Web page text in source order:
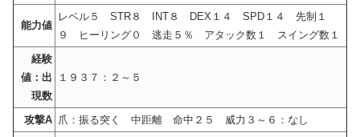
能力値
レベル５ STR８ INT８ DEX１４ SPD１４ 先制１
９ ヒーリング０ 逃走５％ アタック数１ スイング数１
経験
値：出
現数
１９３７：２～５
攻撃A 爪：振る突く 中距離 命中２５ 威力３～６：なし